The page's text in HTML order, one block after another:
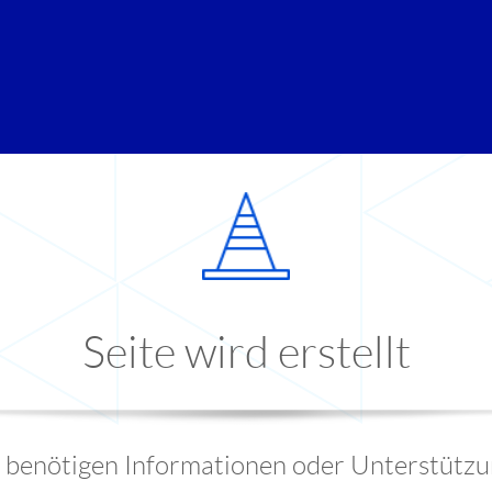
Seite wird erstellt
benötigen Informationen oder